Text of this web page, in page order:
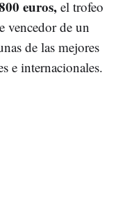
euros, el trofeo
vencedor de un
de las mejores
e internacionales.